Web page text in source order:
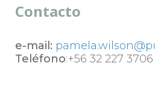
Contacto
e-mail:
Teléfono:+56 32 227 3706